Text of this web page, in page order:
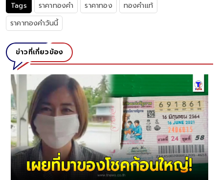
Tags ราคาทองคำ ราคาทอง
ทองคำเเท้
ราคาทองคำวันนี้
ข่าวที่เกี่ยวข้อง